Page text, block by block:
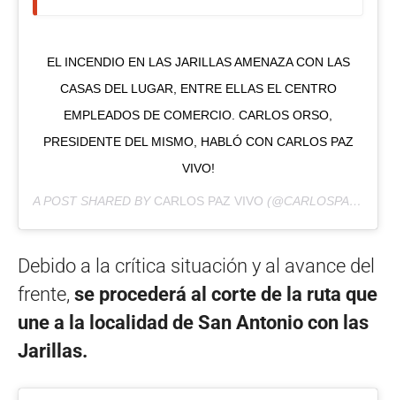
EL INCENDIO EN LAS JARILLAS AMENAZA CON LAS
CASAS DEL LUGAR, ENTRE ELLAS EL CENTRO
EMPLEADOS DE COMERCIO. CARLOS ORSO,
PRESIDENTE DEL MISMO, HABLÓ CON CARLOS PAZ
VIVO!
A POST SHARED BY CARLOS PAZ VIVO (@CARLOSPAZVIVO) ON
Debido a la crítica situación y al avance del
frente, se procederá al corte de la ruta que
une a la localidad de San Antonio con las
Jarillas.